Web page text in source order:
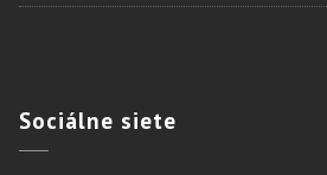
Sociálne siete